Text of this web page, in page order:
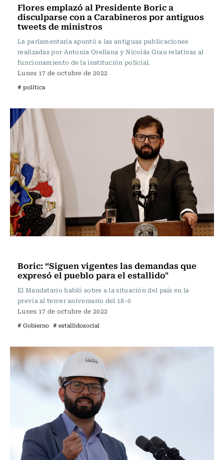
Flores emplazó al Presidente Boric a
disculparse con a Carabineros por antiguos
tweets de ministros
La parlamentaria apuntó a las antiguas publicaciones
realizadas por Antonia Orellana y Nicolás Grau relativas al
funcionamiento de la institución policial.
Lunes 17 de octubre de 2022
# política
Boric: “Siguen vigentes las demandas que
expresó el pueblo para el estallido"
El Mandatario habló sobre a la situación del país en la
previa al tercer aniversario del 18-0
Lunes 17 de octubre de 2022
# Gobierno # estallidosocial